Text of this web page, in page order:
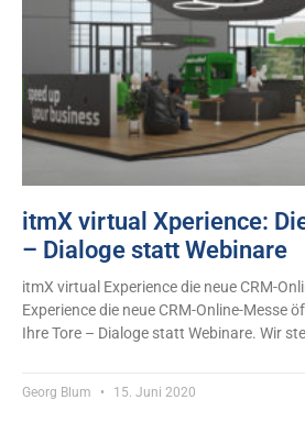
itmX virtual Xperience:
– Dialoge statt Webinare
itmX virtual Experience die neue CRM-
Experience die neue CRM-Online-Messe
Ihre Tore – Dialoge statt Webinare. Wir
Georg Blum 15. Juni 2020